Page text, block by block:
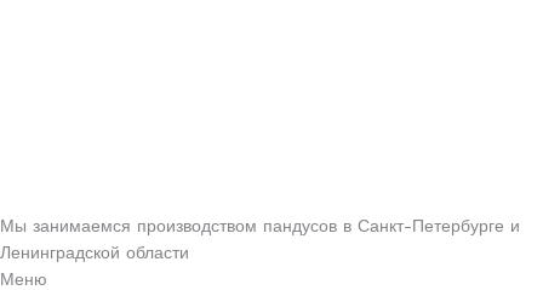
Мы занимаемся производством пандусов в Санкт-Петербурге и
Ленинградской области
Меню